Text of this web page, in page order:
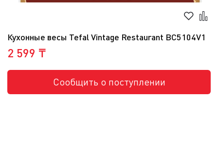
Кухонные весы Tefal Vintage Restaurant BC5104V1
2 599 ₸
Сообщить о поступлении